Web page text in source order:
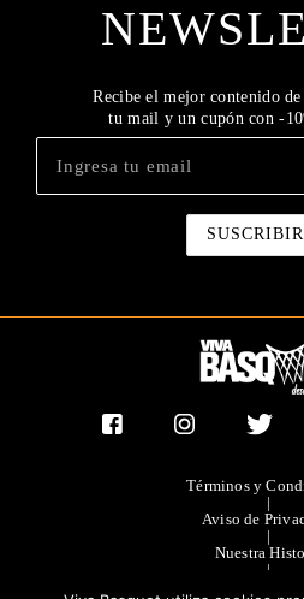
Recibe el mejor contenido
tu mail y un cupón con -
Términos y
|
Aviso de
|
Nuestra
|